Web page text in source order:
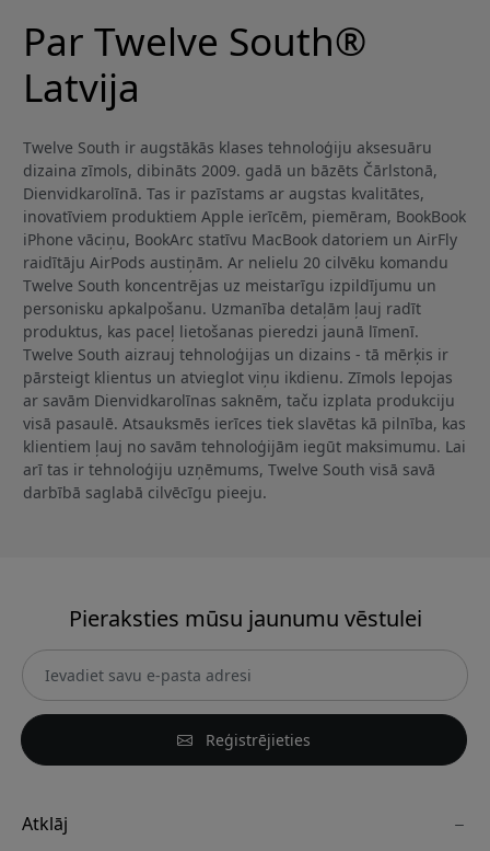
Par Twelve South®
Latvija
Twelve South ir augstākās klases tehnoloģiju aksesuāru
dizaina zīmols, dibināts 2009. gadā un bāzēts Čārlstonā,
Dienvidkarolīnā. Tas ir pazīstams ar augstas kvalitātes,
inovatīviem produktiem Apple ierīcēm, piemēram, BookBook
iPhone vāciņu, BookArc statīvu MacBook datoriem un AirFly
raidītāju AirPods austiņām. Ar nelielu 20 cilvēku komandu
Twelve South koncentrējas uz meistarīgu izpildījumu un
personisku apkalpošanu. Uzmanība detaļām ļauj radīt
produktus, kas paceļ lietošanas pieredzi jaunā līmenī.
Twelve South aizrauj tehnoloģijas un dizains - tā mērķis ir
pārsteigt klientus un atvieglot viņu ikdienu. Zīmols lepojas
ar savām Dienvidkarolīnas saknēm, taču izplata produkciju
visā pasaulē. Atsauksmēs ierīces tiek slavētas kā pilnība, kas
klientiem ļauj no savām tehnoloģijām iegūt maksimumu. Lai
arī tas ir tehnoloģiju uzņēmums, Twelve South visā savā
darbībā saglabā cilvēcīgu pieeju.
Pieraksties mūsu jaunumu vēstulei
Reģistrējieties
Atklāj